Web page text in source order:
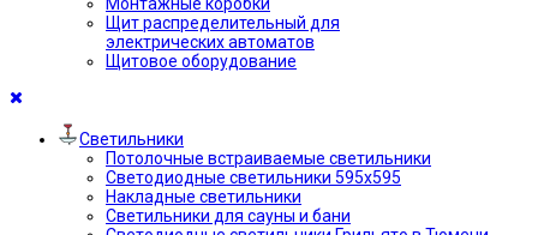
Щит распределительный для
электрических автоматов
Щитовое оборудование
Светильники
Потолочные встраиваемые светильники
Светодиодные светильники 595х595
Накладные светильники
Светильники для сауны и бани